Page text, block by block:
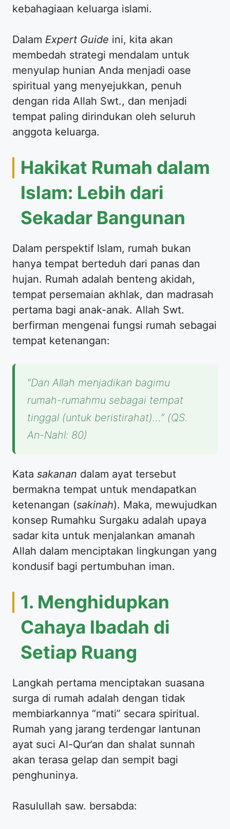
kebahagiaan keluarga islami.
Dalam Expert Guide ini, kita akan
membedah strategi mendalam untuk
menyulap hunian Anda menjadi oase
spiritual yang menyejukkan, penuh
dengan rida Allah Swt., dan menjadi
tempat paling dirindukan oleh seluruh
anggota keluarga.
Hakikat Rumah dalam
Islam: Lebih dari
Sekadar Bangunan
Dalam perspektif Islam, rumah bukan
hanya tempat berteduh dari panas dan
hujan. Rumah adalah benteng akidah,
tempat persemaian akhlak, dan madrasah
pertama bagi anak-anak. Allah Swt.
berfirman mengenai fungsi rumah sebagai
tempat ketenangan:
“Dan Allah menjadikan bagimu
rumah-rumahmu sebagai tempat
tinggal (untuk beristirahat)…” (QS.
An-Nahl: 80)
Kata sakanan dalam ayat tersebut
bermakna tempat untuk mendapatkan
ketenangan (sakinah). Maka, mewujudkan
konsep Rumahku Surgaku adalah upaya
sadar kita untuk menjalankan amanah
Allah dalam menciptakan lingkungan yang
kondusif bagi pertumbuhan iman.
1. Menghidupkan
Cahaya Ibadah di
Setiap Ruang
Langkah pertama menciptakan suasana
surga di rumah adalah dengan tidak
membiarkannya “mati” secara spiritual.
Rumah yang jarang terdengar lantunan
ayat suci Al-Qur’an dan shalat sunnah
akan terasa gelap dan sempit bagi
penghuninya.
Rasulullah saw. bersabda: